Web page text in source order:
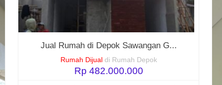
Jual Rumah di Depok Sawangan G...
Rumah Dijual di Rumah Depok
Rp 482.000.000